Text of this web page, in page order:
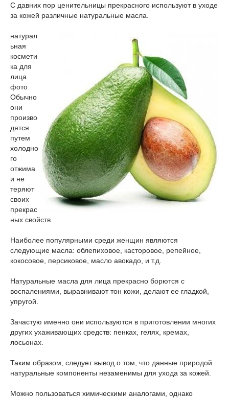
С давних пор ценительницы прекрасного используют в уходе
за кожей различные натуральные масла.
натурал
ьная
космети
ка для
лица
фото
Обычно
они
произво
дятся
путем
холодно
го
отжима
и не
теряют
своих
прекрас
ных свойств.
Наиболее популярными среди женщин являются
следующие масла: облепиховое, касторовое, репейное,
кокосовое, персиковое, масло авокадо, и т.д.
Натуральные масла для лица прекрасно борются с
воспалениями, выравнивают тон кожи, делают ее гладкой,
упругой.
Зачастую именно они используются в приготовлении многих
других ухаживающих средств: пенках, гелях, кремах,
лосьонах.
Таким образом, следует вывод о том, что данные природой
натуральные компоненты незаменимы для ухода за кожей.
Можно пользоваться химическими аналогами, однако